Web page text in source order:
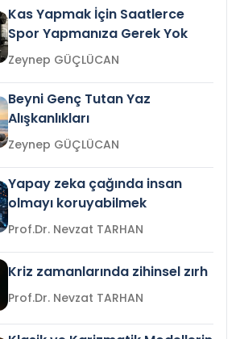
Kas Yapmak İçin Saatlerce
Spor Yapmanıza Gerek Yok
Zeynep GÜÇLÜCAN
Beyni Genç Tutan Yaz
Alışkanlıkları
Zeynep GÜÇLÜCAN
Yapay zeka çağında insan
olmayı koruyabilmek
Prof.Dr. Nevzat TARHAN
Kriz zamanlarında zihinsel zırh
Prof.Dr. Nevzat TARHAN